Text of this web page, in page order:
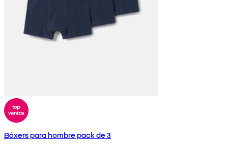
Bóxers para hombre pack de 3